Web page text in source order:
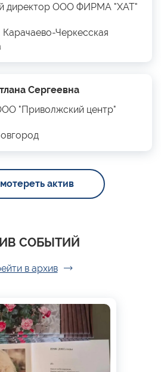
директор ООО ФИРМА "ХАТ"
Карачаево-Черкесская
Сергеевна
"Приволжский центр"
актив
СОБЫТИЙ
в архив